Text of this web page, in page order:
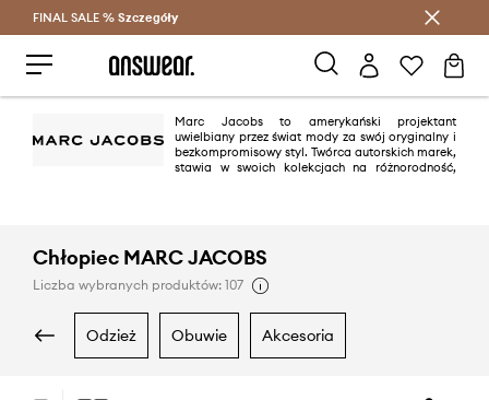
Oszczędzaj z Answear Club >
FINAL SALE % Szczegóły
Marc Jacobs to amerykański projektant
uwielbiany przez świat mody za swój oryginalny i
bezkompromisowy styl. Twórca autorskich marek,
stawia w swoich kolekcjach na różnorodność,
Chłopiec MARC JACOBS
Liczba wybranych produktów: 107
odzież obuwie akcesoria